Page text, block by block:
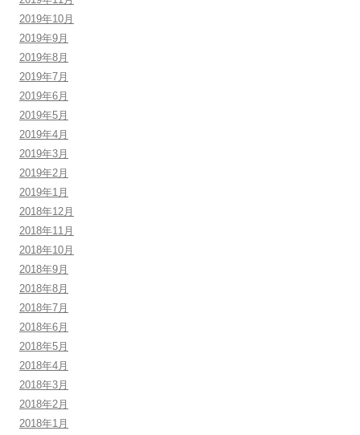
2019年10月
2019年9月
2019年8月
2019年7月
2019年6月
2019年5月
2019年4月
2019年3月
2019年2月
2019年1月
2018年12月
2018年11月
2018年10月
2018年9月
2018年8月
2018年7月
2018年6月
2018年5月
2018年4月
2018年3月
2018年2月
2018年1月